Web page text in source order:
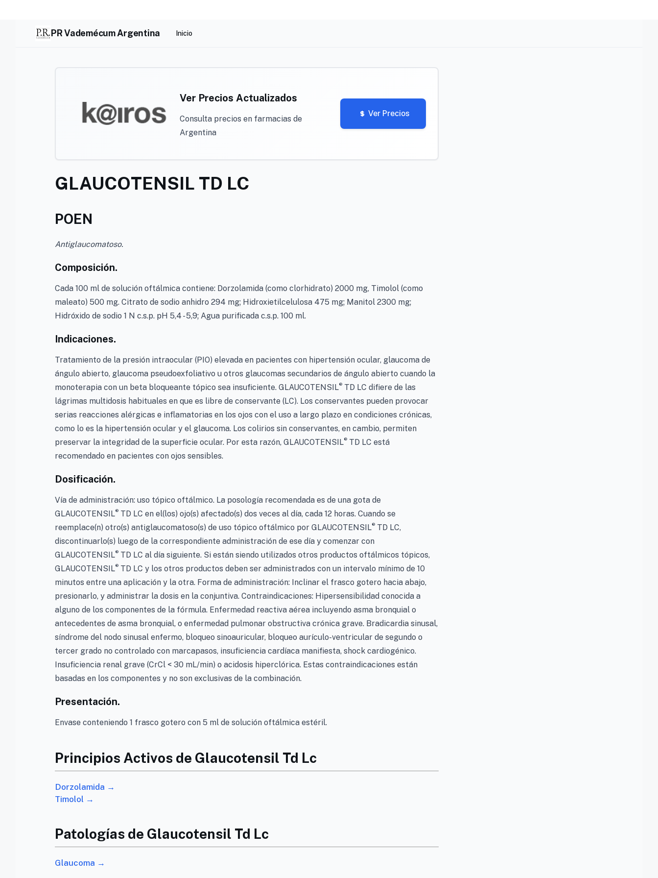
PR Vademécum Argentina Inicio
Ver Precios Actualizados
Consulta precios en farmacias de
Argentina
Ver Precios
GLAUCOTENSIL TD LC
POEN
Antiglaucomatoso.
Composición.
Cada 100 ml de solución oftálmica contiene: Dorzolamida (como clorhidrato) 2000 mg, Timolol (como
maleato) 500 mg. Citrato de sodio anhidro 294 mg; Hidroxietilcelulosa 475 mg; Manitol 2300 mg;
Hidróxido de sodio 1 N c.s.p. pH 5,4 - 5,9; Agua purificada c.s.p. 100 ml.
Indicaciones.
Tratamiento de la presión intraocular (PIO) elevada en pacientes con hipertensión ocular, glaucoma de
ángulo abierto, glaucoma pseudoexfoliativo u otros glaucomas secundarios de ángulo abierto cuando la
monoterapia con un beta bloqueante tópico sea insuficiente. GLAUCOTENSIL® TD LC difiere de las
lágrimas multidosis habituales en que es libre de conservante (LC). Los conservantes pueden provocar
serias reacciones alérgicas e inflamatorias en los ojos con el uso a largo plazo en condiciones crónicas,
como lo es la hipertensión ocular y el glaucoma. Los colirios sin conservantes, en cambio, permiten
preservar la integridad de la superficie ocular. Por esta razón, GLAUCOTENSIL® TD LC está
recomendado en pacientes con ojos sensibles.
Dosificación.
Vía de administración: uso tópico oftálmico. La posología recomendada es de una gota de
GLAUCOTENSIL® TD LC en el(los) ojo(s) afectado(s) dos veces al día, cada 12 horas. Cuando se
reemplace(n) otro(s) antiglaucomatoso(s) de uso tópico oftálmico por GLAUCOTENSIL® TD LC,
discontinuarlo(s) luego de la correspondiente administración de ese día y comenzar con
GLAUCOTENSIL® TD LC al día siguiente. Si están siendo utilizados otros productos oftálmicos tópicos,
GLAUCOTENSIL® TD LC y los otros productos deben ser administrados con un intervalo mínimo de 10
minutos entre una aplicación y la otra. Forma de administración: Inclinar el frasco gotero hacia abajo,
presionarlo, y administrar la dosis en la conjuntiva. Contraindicaciones: Hipersensibilidad conocida a
alguno de los componentes de la fórmula. Enfermedad reactiva aérea incluyendo asma bronquial o
antecedentes de asma bronquial, o enfermedad pulmonar obstructiva crónica grave. Bradicardia sinusal,
síndrome del nodo sinusal enfermo, bloqueo sinoauricular, bloqueo aurículo-ventricular de segundo o
tercer grado no controlado con marcapasos, insuficiencia cardíaca manifiesta, shock cardiogénico.
Insuficiencia renal grave (CrCl < 30 mL/min) o acidosis hiperclórica. Estas contraindicaciones están
basadas en los componentes y no son exclusivas de la combinación.
Presentación.
Envase conteniendo 1 frasco gotero con 5 ml de solución oftálmica estéril.
Principios Activos de Glaucotensil Td Lc
Dorzolamida →
Timolol →
Patologías de Glaucotensil Td Lc
Glaucoma →